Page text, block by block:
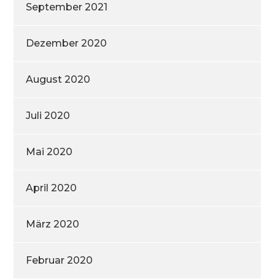
September 2021
Dezember 2020
August 2020
Juli 2020
Mai 2020
April 2020
März 2020
Februar 2020